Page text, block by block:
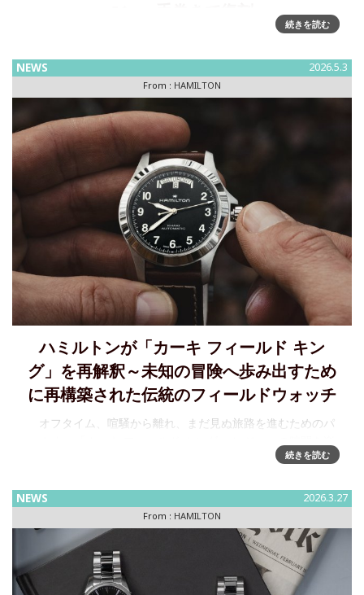
ルド メカ 36㎜ ジャパン エディション」 歴史的なタイムピー
スを36mmの手巻き式で復刻「カーキ フィールド メカ
36mm ジャパン エディション」 は、1
続きを読む
NEWS 2026.5.3
From : HAMILTON
ハミルトンが「カーキ フィールド キン
グ」を再解釈～未知の冒険へ歩み出すため
に再構築された伝統のフィールドウォッチ
オフタイム、喧騒から離れ、まだ見ぬ旅路を進むためのパ
しみ、長く使い続けられ、そして未知の冒険へ歩み出すため
続きを読む
NEWS 2026.3.27
From : HAMILTON